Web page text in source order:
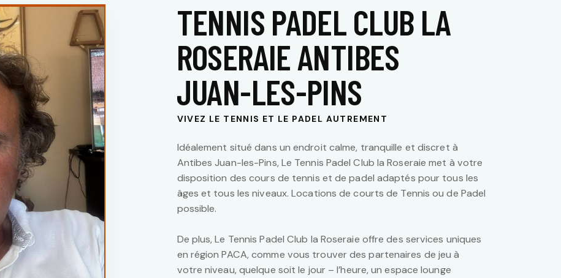
TENNIS PADEL CLUB LA
ROSERAIE ANTIBES
JUAN-LES-PINS
VIVEZ LE TENNIS ET LE PADEL AUTREMENT
Idéalement situé dans un endroit calme, tranquille et discret à
Antibes Juan-les-Pins, Le Tennis Padel Club la Roseraie met à votre
disposition des cours de tennis et de padel adaptés pour tous les
âges et tous les niveaux. Locations de courts de Tennis ou de Padel
possible.
De plus, Le Tennis Padel Club la Roseraie offre des services uniques
en région PACA, comme vous trouver des partenaires de jeu à
votre niveau, quelque soit le jour – l’heure, un espace lounge